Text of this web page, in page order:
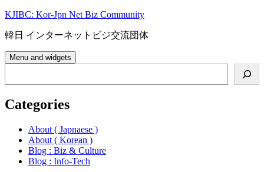
Skip
content
KJIBC: Kor-Jpn Net Biz Community
韓日 インターネットビジ交流団体
Menu and widgets
Categories
About ( Japnaese )
About ( Korean )
Blog : Biz & Culture
Blog : Info-Tech